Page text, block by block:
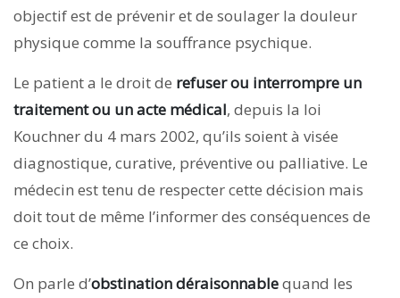
objectif est de prévenir et de soulager la douleur
physique comme la souffrance psychique.
Le patient a le droit de refuser ou inter­rompre un
traitement ou un acte médical, depuis la loi
Kouchner du 4 mars 2002, qu’ils soient à visée
diagnostique, curative, préventive ou palliative. Le
médecin est tenu de respecter cette décision mais
doit tout de même l’informer des conséquences de
ce choix.
On parle d’obstination déraisonnablequand les